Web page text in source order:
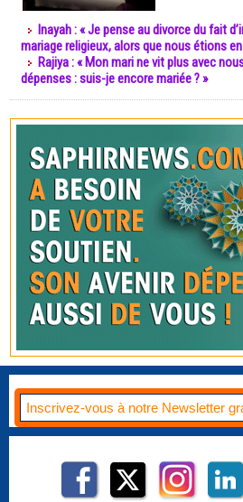
Inayah : « Je pense au divorce du fait
mariage religieux, alors que nous étions
Rajiya : « Mon mari ne vit plus avec
dépenses : suis-je encore mariée ? »